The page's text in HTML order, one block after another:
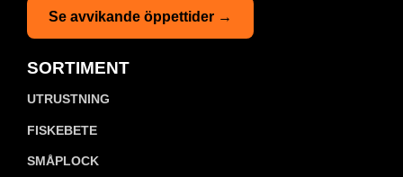
Se avvikande öppettider →
SORTIMENT
UTRUSTNING
FISKEBETE
SMÅPLOCK